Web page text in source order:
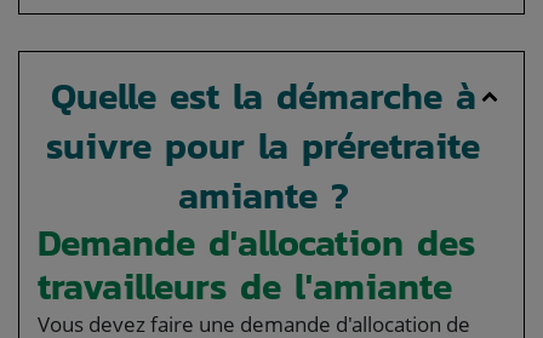
Quelle est la démarche à
suivre pour la préretraite
amiante ?
Demande d'allocation des
travailleurs de l'amiante
Vous devez faire une demande d'allocation de